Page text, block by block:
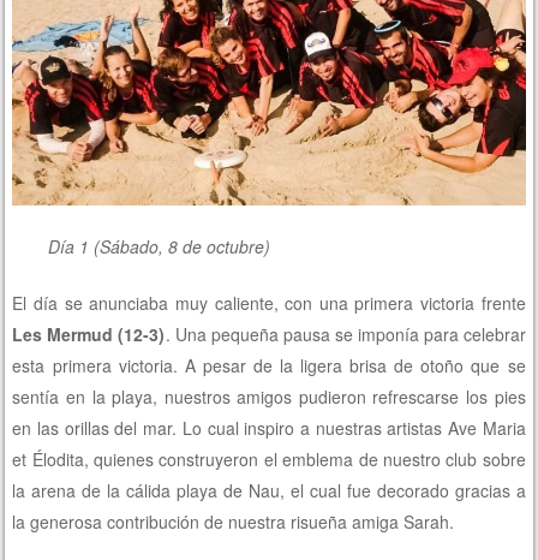
Día 1 (Sábado, 8 de octubre)
El día se anunciaba muy caliente, con una primera victoria frente
Les Mermud (12-3). Una pequeña pausa se imponía para celebrar
esta primera victoria. A pesar de la ligera brisa de otoño que se
sentía en la playa, nuestros amigos pudieron refrescarse los pies
en las orillas del mar. Lo cual inspiro a nuestras artistas Ave Maria
et Élodita, quienes construyeron el emblema de nuestro club sobre
la arena de la cálida playa de Nau, el cual fue decorado gracias a
la generosa contribución de nuestra risueña amiga Sarah.